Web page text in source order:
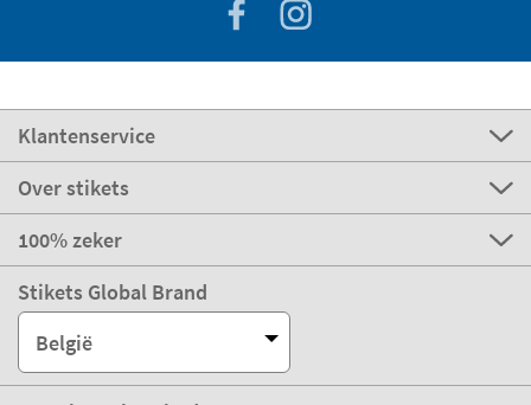
Klantenservice
Over stikets
100% zeker
Stikets Global Brand
België